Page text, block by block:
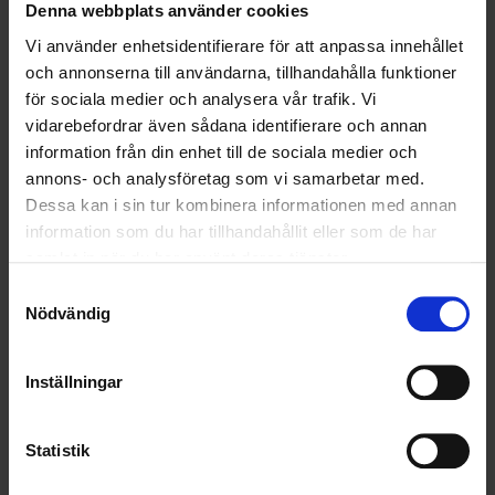
Denna webbplats använder cookies
Vi använder enhetsidentifierare för att anpassa innehållet
och annonserna till användarna, tillhandahålla funktioner
för sociala medier och analysera vår trafik. Vi
vidarebefordrar även sådana identifierare och annan
information från din enhet till de sociala medier och
annons- och analysföretag som vi samarbetar med.
Dessa kan i sin tur kombinera informationen med annan
information som du har tillhandahållit eller som de har
Nödvändig
Inställningar
Statistik
för Affärsområdena Transport och Entreprenad.
– Vi har en stark och väldigt erfaren organisation inom Återvinning,
utveckla verksamheten inom både befintliga och nya områden.
– Det breda tjänsteutbudet som vi kan erbjuda våra kunder är unikt i